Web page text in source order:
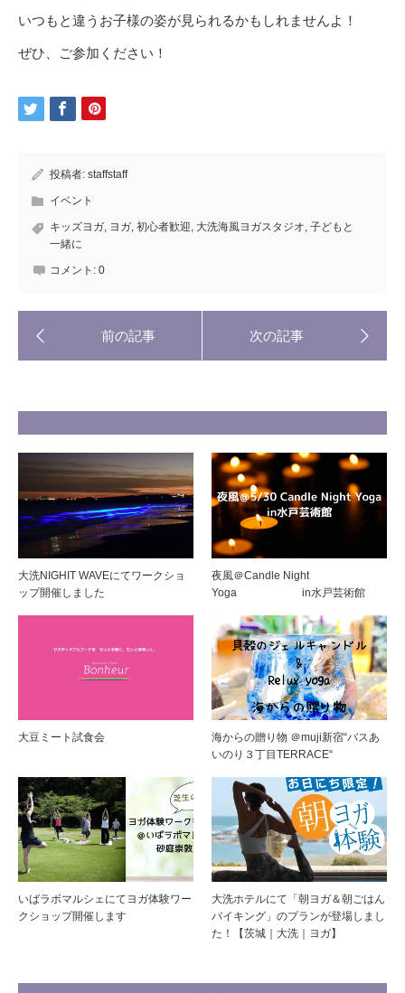
いつもと違うお子様の姿が見られるかもしれませんよ！
ぜひ、ご参加ください！
投稿者: staffstaff
イベント
キッズヨガ, ヨガ, 初心者歓迎, 大洗海風ヨガスタジオ, 子どもと
一緒に
コメント: 0
大洗NIGHIT WAVEにてワークショ
ップ開催しました
夜風＠Candle Night
Yoga in水戸芸術館
大豆ミート試食会
海からの贈り物 ＠muji新宿“バスあ
いのり３丁目TERRACE“
いばラボマルシェにてヨガ体験ワー
クショップ開催します
大洗ホテルにて「朝ヨガ＆朝ごはん
バイキング」のプランが登場しまし
た！【茨城｜大洗｜ヨガ】